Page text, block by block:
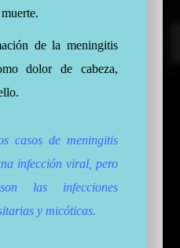
de la meningitis
dolor de cabeza,
casos de meningitis
infección viral, pero
las infecciones
y micóticas.